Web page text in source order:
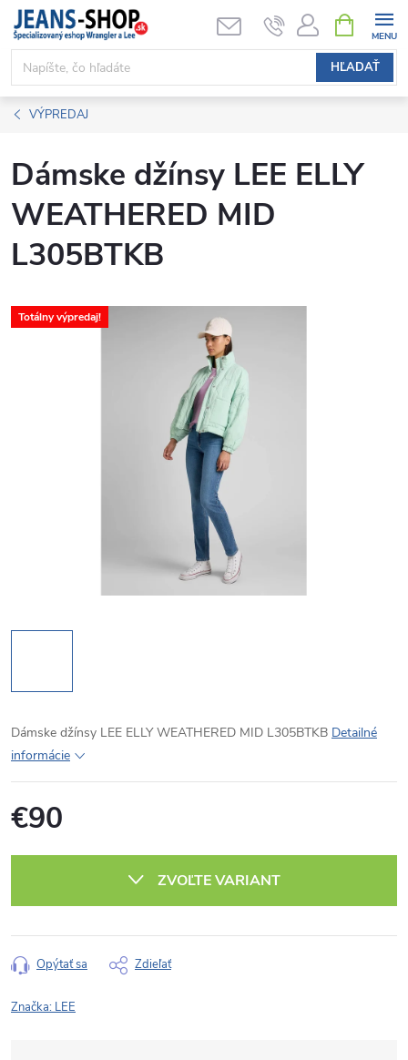
Prejsť
obsah
HĽADAŤ
KOŠÍK
VÝPREDAJ
Dámske džínsy LEE ELLY
WEATHERED MID
L305BTKB
Totálny výpredaj!
Dámske džínsy LEE ELLY WEATHERED MID L305BTKB Detailné
informácie
€90
ZVOĽTE VARIANT
Opýtať sa Zdieľať
Značka: LEE